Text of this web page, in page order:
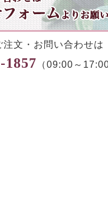
注文・お問い合わせは
1857 （09:00～17:00